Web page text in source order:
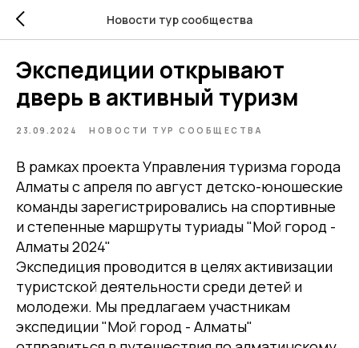
Новости тур сообщества
Экспедиции открывают
дверь в активный туризм
23.09.2024 НОВОСТИ ТУР СООБЩЕСТВА
В рамках проекта Управления туризма города
Алматы с апреля по август детско-юношеские
команды зарегистрировались на спортивные
и степенные маршруты туриады "Мой город -
Алматы 2024"
Экспедиция проводится в целях активизации
туристской деятельности среди детей и
молодежи. Мы предлагаем участникам
экспедиции "Мой город - Алматы"